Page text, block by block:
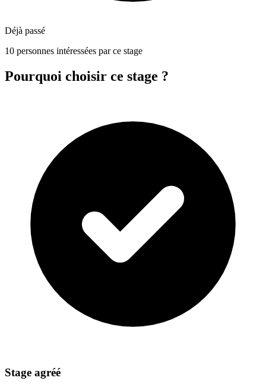
Déjà passé
10 personnes intéressées par ce stage
Pourquoi choisir ce stage ?
Stage agréé